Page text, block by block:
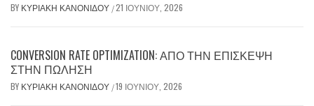
BY ΚΥΡΙΑΚΉ ΚΑΝΟΝΊΔΟΥ /21 ΙΟΥΝΊΟΥ, 2026
CONVERSION RATE OPTIMIZATION: ΑΠΌ ΤΗΝ ΕΠΊΣΚΕΨΗ
ΣΤΗΝ ΠΏΛΗΣΗ
BY ΚΥΡΙΑΚΉ ΚΑΝΟΝΊΔΟΥ /19 ΙΟΥΝΊΟΥ, 2026